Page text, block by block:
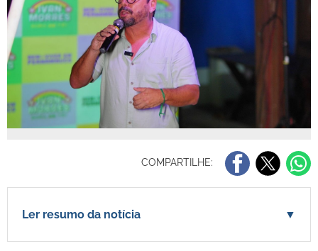
COMPARTILHE:
Ler resumo da notícia ▼